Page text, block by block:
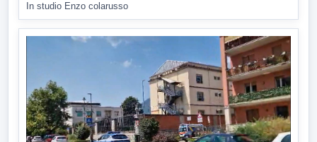
In studio Enzo colarusso